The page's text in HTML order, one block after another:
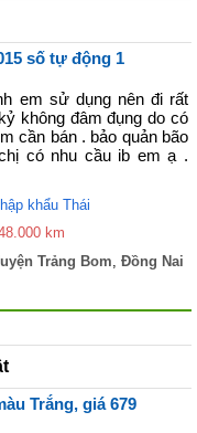
số tự động 1
em sử dụng nên đi rất
không đâm đụng do có
cần bán . bảo quản bão
có nhu cầu ib em ạ .
khẩu Thái
km
Trảng Bom, Đồng Nai
Trắng, giá 679